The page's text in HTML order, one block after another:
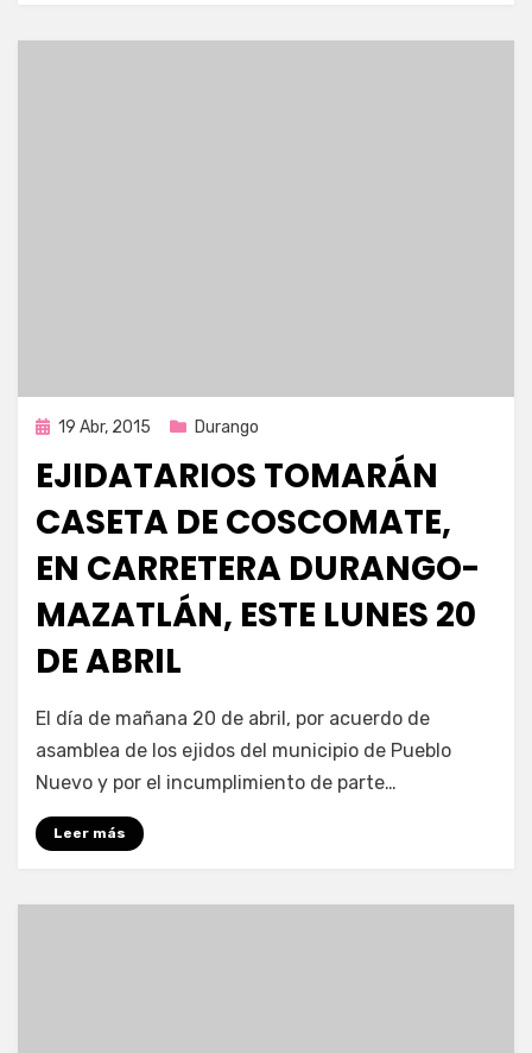
Publicada
19 Abr, 2015 Durango
EJIDATARIOS TOMARÁN
CASETA DE COSCOMATE,
EN CARRETERA DURANGO-
MAZATLÁN, ESTE LUNES 20
DE ABRIL
por Fernando Miranda Servín
El día de mañana 20 de abril, por acuerdo de
asamblea de los ejidos del municipio de Pueblo
Nuevo y por el incumplimiento de parte…
Leer más